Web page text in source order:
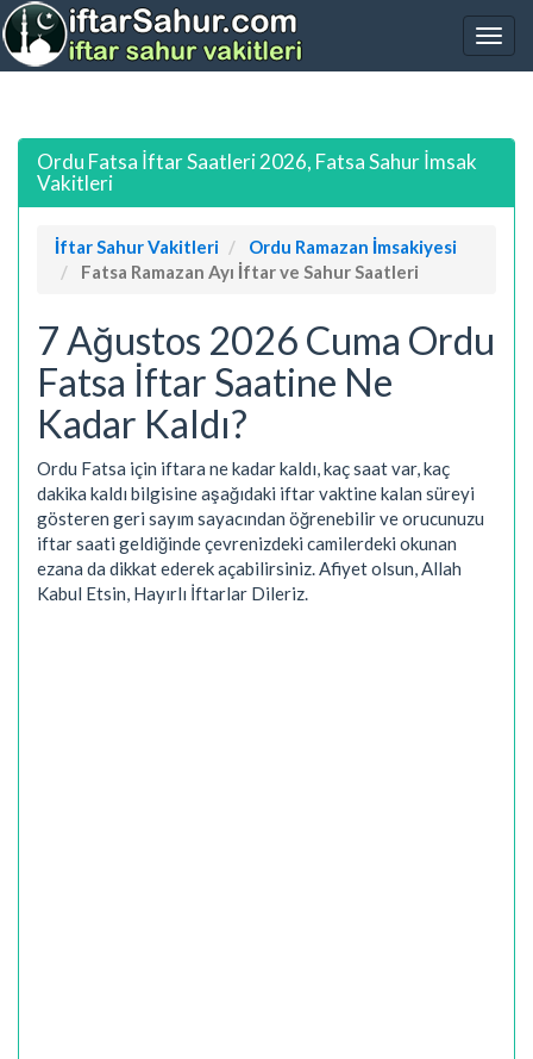
Ordu Fatsa İftar Saatleri 2026, Fatsa Sahur İmsak
Vakitleri
İftar Sahur Vakitleri
Ordu Ramazan İmsakiyesi
Fatsa Ramazan Ayı İftar ve Sahur Saatleri
7 Ağustos 2026 Cuma Ordu
Fatsa İftar Saatine Ne
Kadar Kaldı?
Ordu Fatsa için iftara ne kadar kaldı, kaç saat var, kaç
dakika kaldı bilgisine aşağıdaki iftar vaktine kalan süreyi
gösteren geri sayım sayacından öğrenebilir ve orucunuzu
iftar saati geldiğinde çevrenizdeki camilerdeki okunan
ezana da dikkat ederek açabilirsiniz. Afiyet olsun, Allah
Kabul Etsin, Hayırlı İftarlar Dileriz.